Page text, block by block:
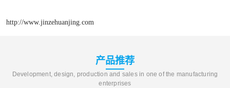
http://www.jinzehuanjing.com
产品推荐
Development, design, production and sales in one of the manufacturing
enterprises